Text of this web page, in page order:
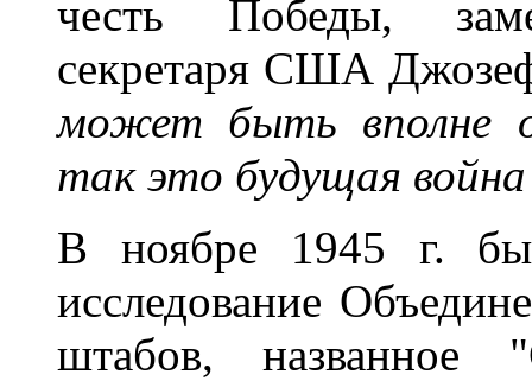
честь Победы,
секретаря США
может быть вполне
так это будущая
В ноябре 1945 г.
исследование
штабов, названное